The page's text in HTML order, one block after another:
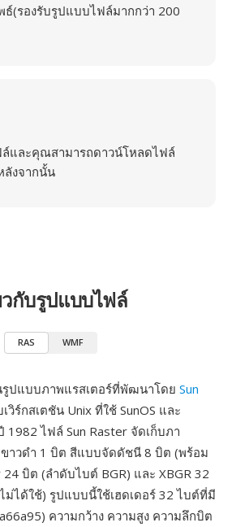
ธ์(รองรับรูปแบบไฟล์มากกว่า 200
และคุณสามารถดาวน์โหลดไฟล์
งจากนั้น
วกับรูปแบบไฟล์
RAS WMF
รูปแบบภาพแรสเตอร์ที่พัฒนาโดย Sun
วิร์กสเตชัน Unix ที่ใช้ SunOS และ
1982 ไฟล์ Sun Raster จัดเก็บภา
าวดำ 1 บิต สีแบบจัดดัชนี 8 บิต (พร้อม
บิต (ลำดับไบต์ BGR) และ XBGR 32
ได้ใช้) รูปแบบนี้ใช้เฮดเดอร์ 32 ไบต์ที่มี
ความกว้าง ความสูง ความลึกบิต